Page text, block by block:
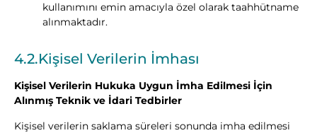
kullanımını emin amacıyla özel olarak taahhütname
alınmaktadır.
4.2.Kişisel Verilerin İmhası
Kişisel Verilerin Hukuka Uygun İmha Edilmesi İçin
Alınmış Teknik ve İdari Tedbirler
Kişisel verilerin saklama süreleri sonunda imha edilmesi